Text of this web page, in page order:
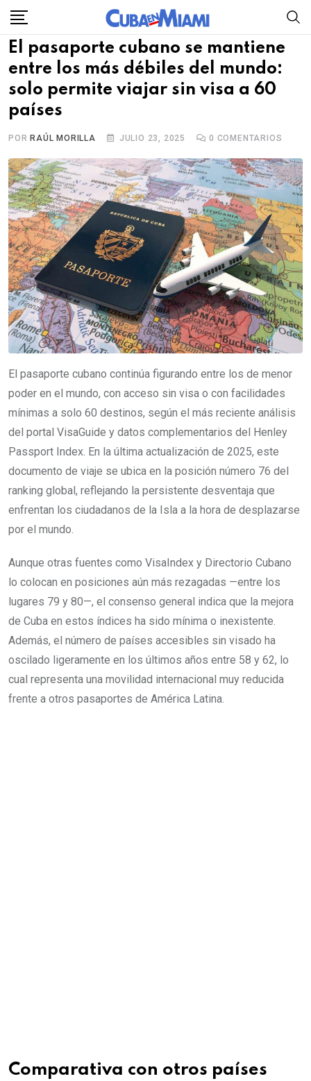
Skip
content
El pasaporte cubano se mantiene
entre los más débiles del mundo:
solo permite viajar sin visa a 60
países
POR RAÚL MORILLA JULIO 23, 2025 0 COMENTARIOS
El pasaporte cubano continúa figurando entre los de menor
poder en el mundo, con acceso sin visa o con facilidades
mínimas a solo 60 destinos, según el más reciente análisis
del portal VisaGuide y datos complementarios del Henley
Passport Index. En la última actualización de 2025, este
documento de viaje se ubica en la posición número 76 del
ranking global, reflejando la persistente desventaja que
enfrentan los ciudadanos de la Isla a la hora de desplazarse
por el mundo.
Aunque otras fuentes como VisaIndex y Directorio Cubano
lo colocan en posiciones aún más rezagadas —entre los
lugares 79 y 80—, el consenso general indica que la mejora
de Cuba en estos índices ha sido mínima o inexistente.
Además, el número de países accesibles sin visado ha
oscilado ligeramente en los últimos años entre 58 y 62, lo
cual representa una movilidad internacional muy reducida
frente a otros pasaportes de América Latina.
Comparativa con otros países